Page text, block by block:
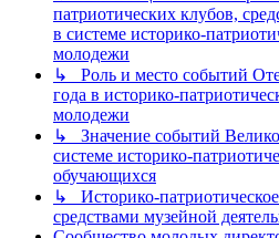
патриотических клубов,
в системе историко-
молодежи
↳ Роль и место событий
года в историко-
молодежи
↳ Значение событий
системе историко-
обучающихся
↳ Историко-
средствами музейной